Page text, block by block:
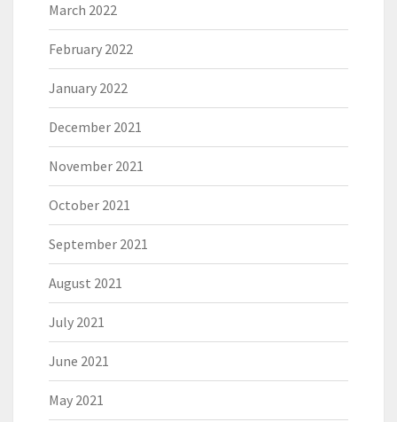
March 2022
February 2022
January 2022
December 2021
November 2021
October 2021
September 2021
August 2021
July 2021
June 2021
May 2021